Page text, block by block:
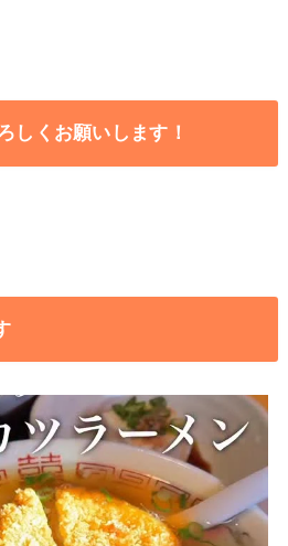
しくお願いします！